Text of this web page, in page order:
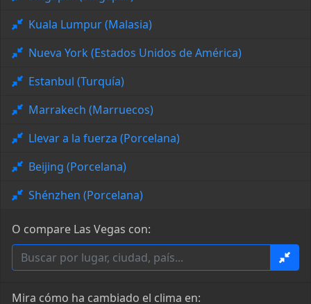
Kuala Lumpur (Malasia)
Nueva York (Estados Unidos de América)
Estanbul (Turquía)
Marrakech (Marruecos)
Llevar a la fuerza (Porcelana)
Beijing (Porcelana)
Shénzhen (Porcelana)
O compare Las Vegas con:
Mira cómo ha cambiado el clima en: